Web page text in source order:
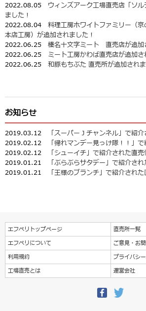
2022.08.05 ウィンズアーク工場直売店「ソ
ました！
2022.08.04 料理工房ホワイトファミリー（
本店工房）が追加されました！
2022.06.25 榛名十文字ミート 直売店が追加
2022.06.25 ミート工房かわば直売店が追加さ
2022.06.25 和豚もちぶた 直売所が追加されま
お知らせ
2019.03.12
「スーパーＪチャンネル」で紹
2019.02.12
「帰れマンデー見っけ隊！！」
2019.02.12
「シューイチ」で紹介された直
2019.01.21
「ぶらぶらサタデー」で紹介さ
2019.01.21
「王様のブランチ」で紹介され
エフペリトップページ
直売所一覧
エフペリについて
ご意見・お
利用規約
プライバシ
工場直売とは
運営会社